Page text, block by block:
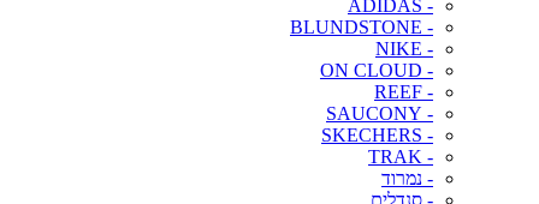
- ADIDAS
- BLUNDSTONE
- NIKE
- ON CLOUD
- REEF
- SAUCONY
- SKECHERS
- TRAK
- נמרוד
- סנדלים